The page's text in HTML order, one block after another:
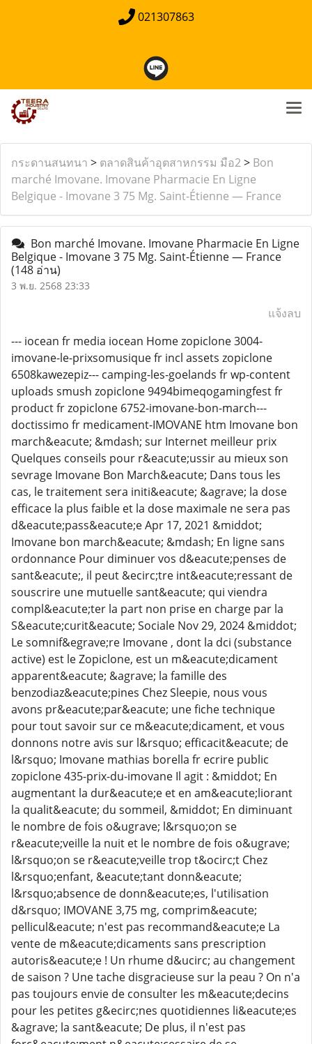
021307863
กระดานสนทนา > ตลาดสินค้าอุตสาหกรรม มือ2> Bon
marché Imovane. Imovane Pharmacie En Ligne
Belgique - Imovane 3 75 Mg. Saint-Étienne — France
Bon marché Imovane. Imovane Pharmacie En Ligne
Belgique - Imovane 3 75 Mg. Saint-Étienne — France
(148 อ่าน)
3 พ.ย. 2568 23:33
แจ้งลบ
--- iocean fr media iocean Home zopiclone 3004-
imovane-le-prixsomusique fr incl assets zopiclone
6508kawezepiz--- camping-les-goelands fr wp-content
uploads smush zopiclone 9494bimeqogamingfest fr
product fr zopiclone 6752-imovane-bon-march---
doctissimo fr medicament-IMOVANE htm Imovane bon
march&eacute; &mdash; sur Internet meilleur prix
Quelques conseils pour r&eacute;ussir au mieux son
sevrage Imovane Bon March&eacute; Dans tous les
cas, le traitement sera initi&eacute; &agrave; la dose
efficace la plus faible et la dose maximale ne sera pas
d&eacute;pass&eacute;e Apr 17, 2021 &middot;
Imovane bon march&eacute; &mdash; En ligne sans
ordonnance Pour diminuer vos d&eacute;penses de
sant&eacute;, il peut &ecirc;tre int&eacute;ressant de
souscrire une mutuelle sant&eacute; qui viendra
compl&eacute;ter la part non prise en charge par la
S&eacute;curit&eacute; Sociale Nov 29, 2024 &middot;
Le somnif&egrave;re Imovane , dont la dci (substance
active) est le Zopiclone, est un m&eacute;dicament
apparent&eacute; &agrave; la famille des
benzodiaz&eacute;pines Chez Sleepie, nous vous
avons pr&eacute;par&eacute; une fiche technique
pour tout savoir sur ce m&eacute;dicament, et vous
donnons notre avis sur l&rsquo; efficacit&eacute; de
l&rsquo; Imovane mathias borella fr ecrire public
zopiclone 435-prix-du-imovane Il agit : &middot; En
augmentant la dur&eacute;e et en am&eacute;liorant
la qualit&eacute; du sommeil, &middot; En diminuant
le nombre de fois o&ugrave; l&rsquo;on se
r&eacute;veille la nuit et le nombre de fois o&ugrave;
l&rsquo;on se r&eacute;veille trop t&ocirc;t Chez
l&rsquo;enfant, &eacute;tant donn&eacute;
l&rsquo;absence de donn&eacute;es, l'utilisation
d&rsquo; IMOVANE 3,75 mg, comprim&eacute;
pellicul&eacute; n'est pas recommand&eacute;e La
vente de m&eacute;dicaments sans prescription
autoris&eacute;e ! Un rhume d&ucirc; au changement
de saison ? Une tache disgracieuse sur la peau ? On n'a
pas toujours envie de consulter les m&eacute;decins
pour les petites g&ecirc;nes quotidiennes li&eacute;es
&agrave; la sant&eacute; De plus, il n'est pas